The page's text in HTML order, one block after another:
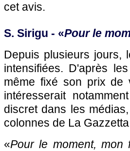
cet avis.
S. Sirigu - «Pour le
Depuis plusieurs jours,
intensifiées. D'après
même fixé son prix de
intéresserait
discret dans les
colonnes de La
«Pour le moment,